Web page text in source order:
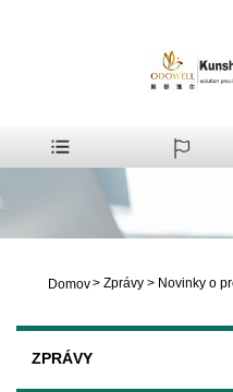
Domov> Zprávy > Novinky o
ZPRÁVY